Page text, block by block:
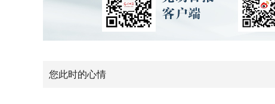
您此时的心情